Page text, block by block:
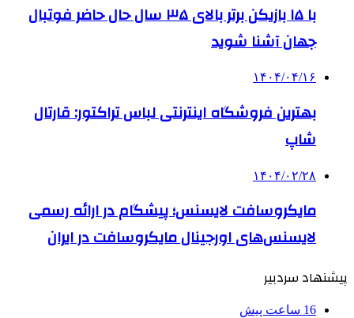
با ۱۵ بازیکن برتر بالای ۳۵ سال حال حاضر فوتبال
جهان آشنا شوید
۱۴۰۴/۰۴/۱۶
بهترین فروشگاه اینترنتی لباس تراکتور: قارتال
شاپ
۱۴۰۴/۰۲/۲۸
مایکروسافت لایسنس؛ پیشگام در ارائه رسمی
لایسنس‌های اورجینال مایکروسافت در ایران
پیشنهاد سردبیر
16 ساعت پیش